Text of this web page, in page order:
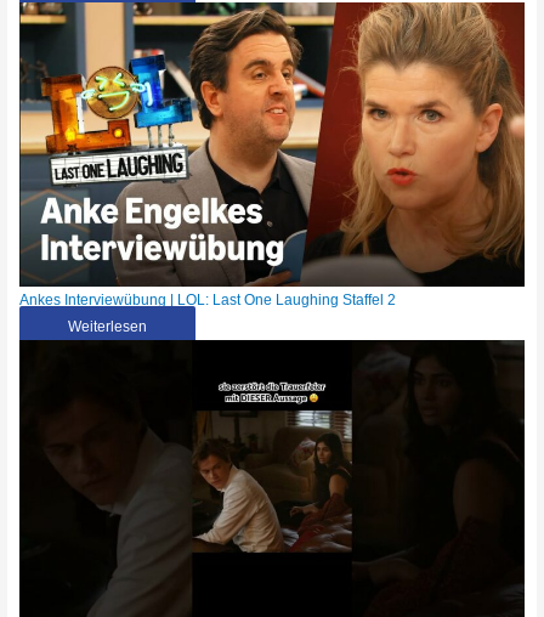
Ankes Interviewübung | LOL: Last One Laughing Staffel 2
Weiterlesen